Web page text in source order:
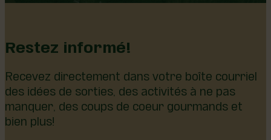
Restez informé!
Recevez directement dans votre boîte courriel
des idées de sorties, des activités à ne pas
manquer, des coups de coeur gourmands et
bien plus!